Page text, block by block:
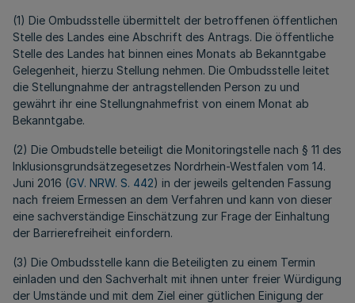
(1) Die Ombudsstelle übermittelt der betroffenen öffentlichen
Stelle des Landes eine Abschrift des Antrags. Die öffentliche
Stelle des Landes hat binnen eines Monats ab Bekanntgabe
Gelegenheit, hierzu Stellung nehmen. Die Ombudsstelle leitet
die Stellungnahme der antragstellenden Person zu und
gewährt ihr eine Stellungnahmefrist von einem Monat ab
Bekanntgabe.
(2) Die Ombudstelle beteiligt die Monitoringstelle nach § 11 des
Inklusionsgrundsätzegesetzes Nordrhein-Westfalen vom 14.
Juni 2016 (GV. NRW. S. 442) in der jeweils geltenden Fassung
nach freiem Ermessen an dem Verfahren und kann von dieser
eine sachverständige Einschätzung zur Frage der Einhaltung
der Barrierefreiheit einfordern.
(3) Die Ombudsstelle kann die Beteiligten zu einem Termin
einladen und den Sachverhalt mit ihnen unter freier Würdigung
der Umstände und mit dem Ziel einer gütlichen Einigung der